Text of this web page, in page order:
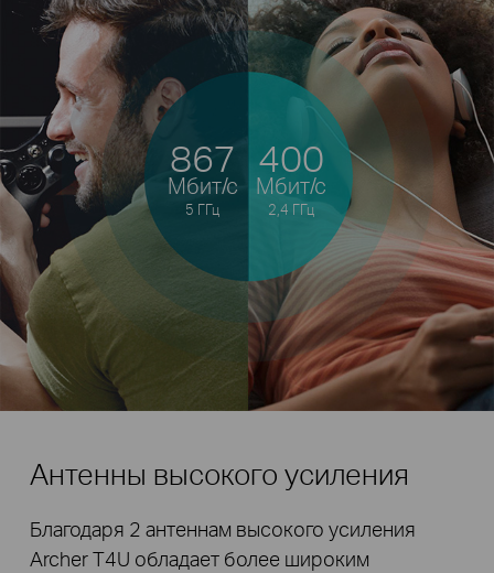
867
Мбит/с
5 ГГц
400
Мбит/с
2,4 ГГц
Антенны высокого усиления
Благодаря 2 антеннам высокого усиления
Archer T4U обладает более широким